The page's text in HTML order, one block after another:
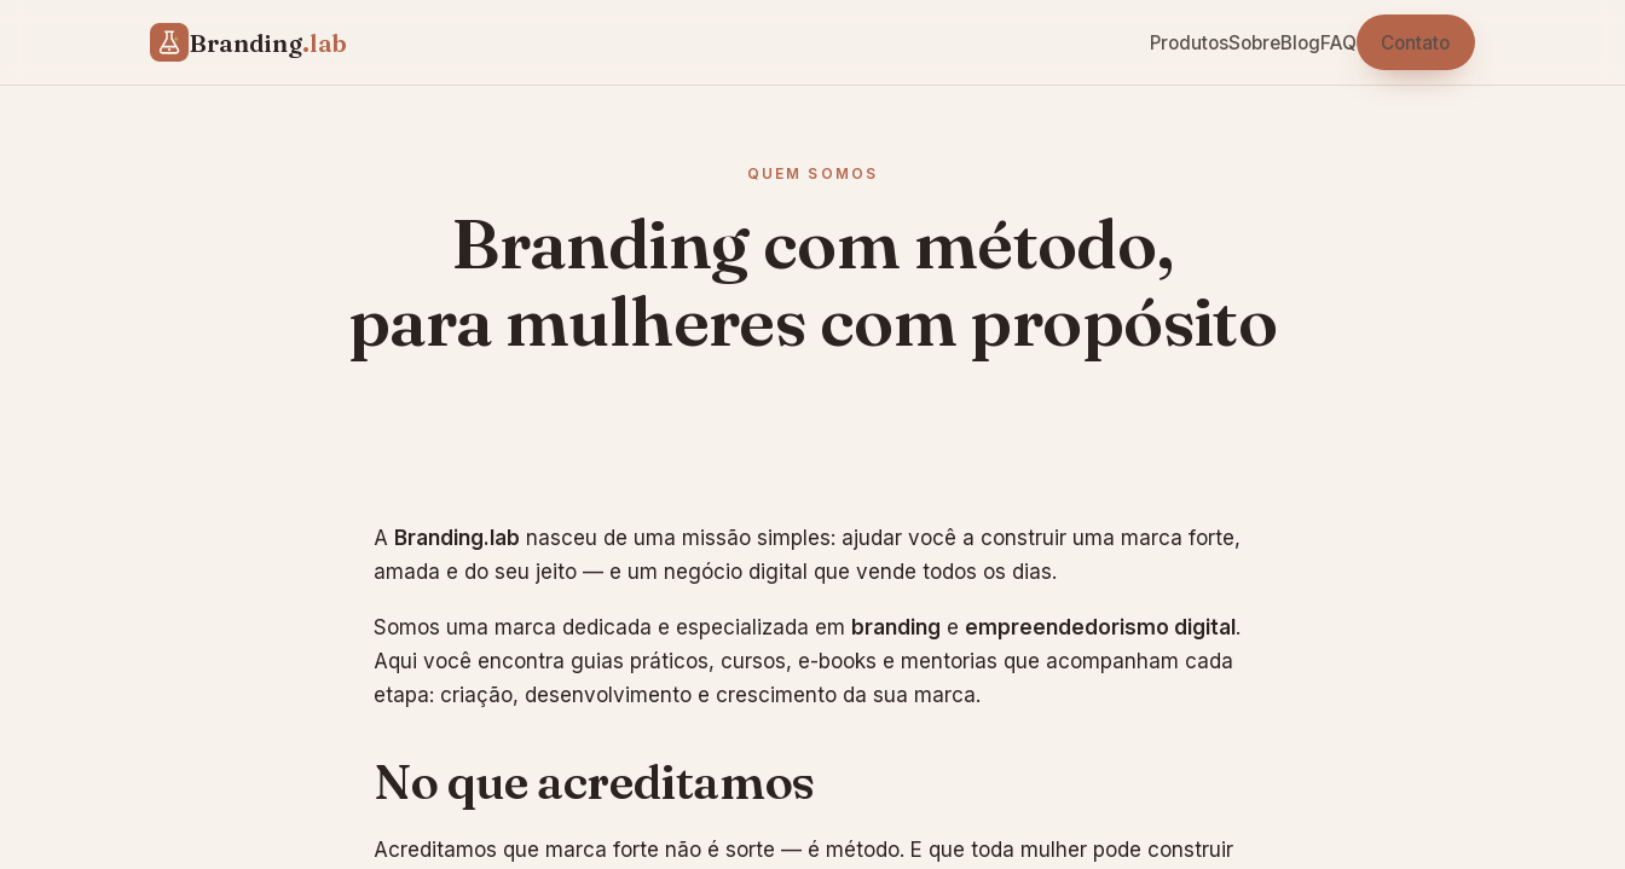
Branding.lab ProdutosSobreBlogFAQ Contato
QUEM SOMOS
Branding com método,
para mulheres com propósito
A Branding.lab nasceu de uma missão simples: ajudar você a construir uma marca forte,
amada e do seu jeito — e um negócio digital que vende todos os dias.
Somos uma marca dedicada e especializada em branding e empreendedorismo digital .
Aqui você encontra guias práticos, cursos, e-books e mentorias que acompanham cada
etapa: criação, desenvolvimento e crescimento da sua marca.
No que acreditamos
Acreditamos que marca forte não é sorte — é método. E que toda mulher pode construir